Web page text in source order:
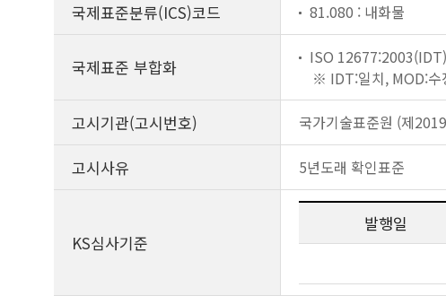
국제표준분류(ICS)코드 81.080 : 내화물
국제표준 부합화
ISO 12677:2003(IDT)
※ IDT:일치, MOD:수
고시기관(고시번호) 국가기술표준원 (제
고시사유 5년도래 확인표준
KS심사기준
발행일